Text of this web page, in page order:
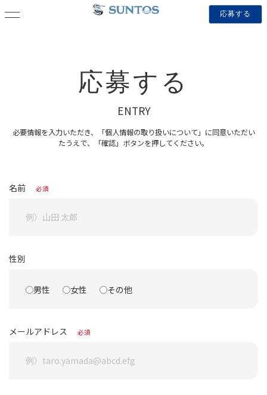
応募する
応募する
ENTRY
必要情報を入力いただき、「個人情報の取り扱いについて」に同意いただい
たうえで、「確認」ボタンを押してください。
名前 必須
性別
男性 女性 その他
メールアドレス 必須